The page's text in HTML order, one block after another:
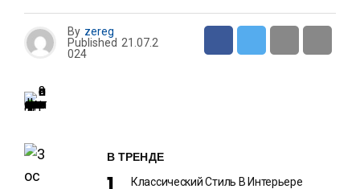
By zereg
Published 21.07.2
024
В ТРЕНДЕ
Классический Стиль В Интерьере